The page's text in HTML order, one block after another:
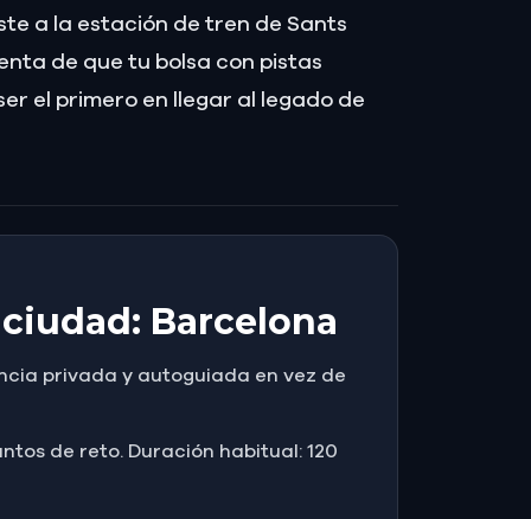
a la estación de tren de Sants
de que tu bolsa con pistas
el primero en llegar al legado de
Barcelona
privada y autoguiada en vez de
de reto. Duración habitual: 120